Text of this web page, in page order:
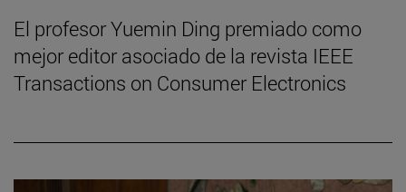
El profesor Yuemin Ding premiado como
mejor editor asociado de la revista IEEE
Transactions on Consumer Electronics